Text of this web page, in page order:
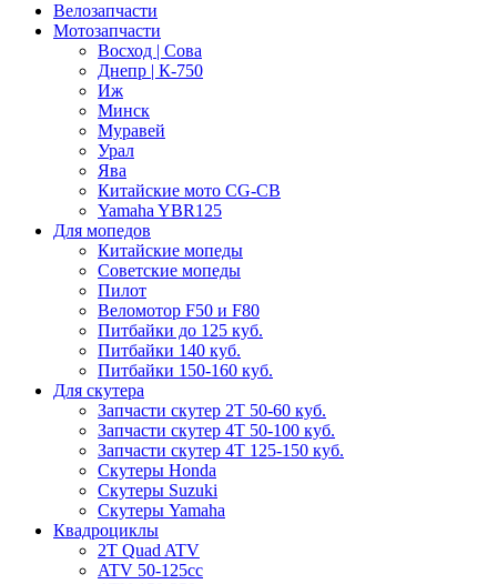
Велозапчасти
Мотозапчасти
Восход | Сова
Днепр | К-750
Иж
Минск
Муравей
Урал
Ява
Китайские мото CG-CB
Yamaha YBR125
Для мопедов
Китайские мопеды
Советские мопеды
Пилот
Веломотор F50 и F80
Питбайки до 125 куб.
Питбайки 140 куб.
Питбайки 150-160 куб.
Для скутера
Запчасти скутер 2Т 50-60 куб.
Запчасти скутер 4Т 50-100 куб.
Запчасти скутер 4Т 125-150 куб.
Скутеры Honda
Скутеры Suzuki
Скутеры Yamaha
Квадроциклы
2T Quad ATV
ATV 50-125cc